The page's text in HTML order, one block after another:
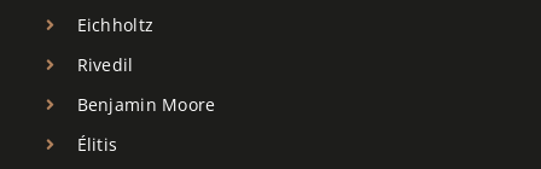
Eichholtz
Rivedil
Benjamin Moore
Élitis